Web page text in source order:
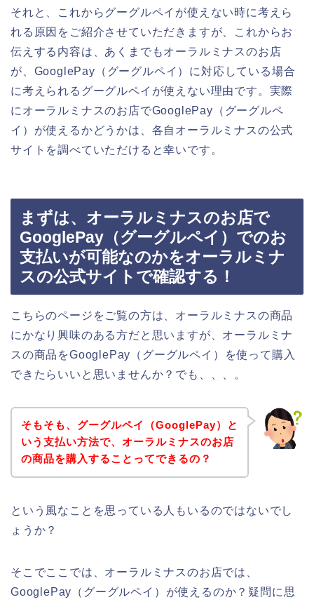
それと、これからグーグルペイが使えない時に考えら
れる原因をご紹介させていただきますが、これからお
伝えする内容は、あくまでもオーラルミナスのお店
が、GooglePay（グーグルペイ）に対応している場合
に考えられるグーグルペイが使えない理由です。実際
にオーラルミナスのお店でGooglePay（グーグルペ
イ）が使えるかどうかは、各自オーラルミナスの公式
サイトを調べていただけると幸いです。
まずは、オーラルミナスのお店で
GooglePay（グーグルペイ）でのお
支払いが可能なのかをオーラルミナ
スの公式サイトで確認する！
こちらのページをご覧の方は、オーラルミナスの商品
にかなり興味のある方だと思いますが、オーラルミナ
スの商品をGooglePay（グーグルペイ）を使って購入
できたらいいと思いませんか？でも、、、。
そもそも、グーグルペイ（GooglePay）と
いう支払い方法で、オーラルミナスのお店
の商品を購入することってできるの？
という風なことを思っている人もいるのではないでし
ょうか？
そこでここでは、オーラルミナスのお店では、
GooglePay（グーグルペイ）が使えるのか？疑問に思